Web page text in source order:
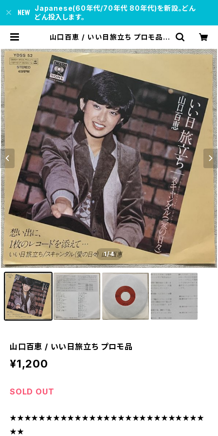
Japanese(60年代/70年代 80年代)を新設。どん
どん投入します。
山口百恵 / いい日旅立ち プロモ品 |
1/4
山口百恵 / いい日旅立ち プロモ品
¥1,200
SOLD OUT
★★★★★★★★★★★★★★★★★★★★★★★★★★★
★★